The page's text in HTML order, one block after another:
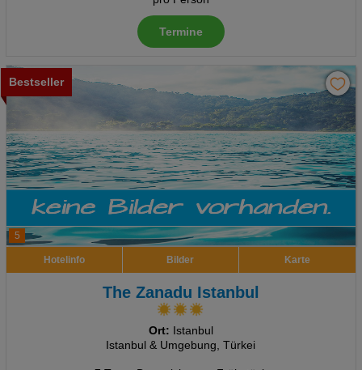
Termine
5
Bestseller
Hotelinfo Bilder Karte
The Zanadu Istanbul
Ort: Istanbul
Istanbul & Umgebung, Türkei